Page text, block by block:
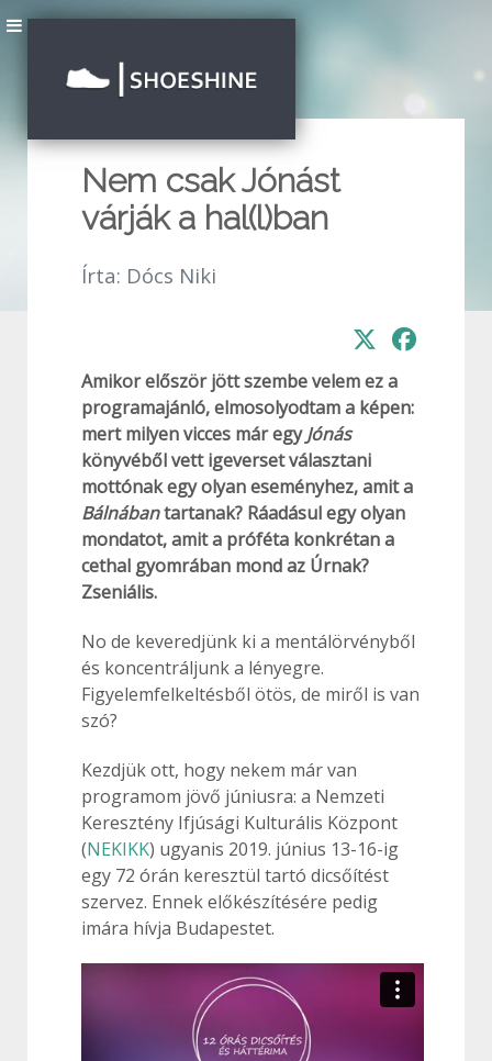
Nem csak Jónást
várják a hal(l)ban
Írta: Dócs Niki
Amikor először jött szembe velem ez a
programajánló, elmosolyodtam a képen:
mert milyen vicces már egyJónás
könyvéből vett igeverset választani
mottónak egy olyan eseményhez, amit a
Bálnábantartanak? Ráadásul egy olyan
mondatot, amit a próféta konkrétan a
cethal gyomrában mond az Úrnak?
Zseniális.
No de keveredjünk ki a mentálörvényből
és koncentráljunk a lényegre.
Figyelemfelkeltésből ötös, de miről is van
szó?
Kezdjük ott, hogy nekem már van
programom jövő júniusra: a Nemzeti
Keresztény Ifjúsági Kulturális Központ
(NEKIKK) ugyanis 2019. június 13-16-ig
egy 72 órán keresztül tartó dicsőítést
szervez. Ennek előkészítésére pedig
imára hívja Budapestet.